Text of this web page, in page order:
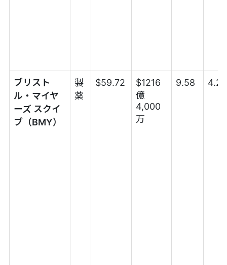
ブリスト
ル・マイヤ
ーズ スクイ
ブ（BMY）
製
薬
$59.72
$1216
億
4,000
万
9.58